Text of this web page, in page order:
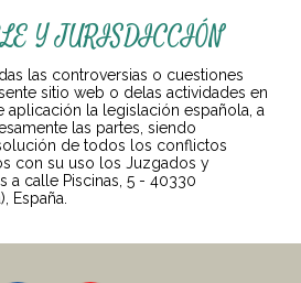
Y JURISDICCIÓN
las controversias o cuestiones
sitio web o delas actividades en
aplicación la legislación española, a
las partes, siendo
de todos los conflictos
con su uso los Juzgados y
a calle Piscinas, 5 - 40330
España.